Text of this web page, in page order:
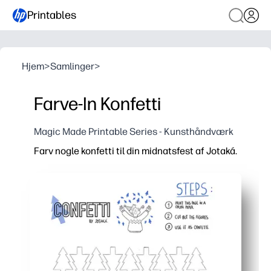
Printables
Hjem>Samlinger>
Farve-In Konfetti
Magic Made Printable Series - Kunsthåndværk
Farv nogle konfetti til din midnatsfest af Jotaká.
Printbar uden forberedelse - du trykker bare på
Holder børnene engagerede med dristige former
Hjælper dig med at opbygge finmotoriske
Bliver øjeblikkelig indretning - du klipper, taper